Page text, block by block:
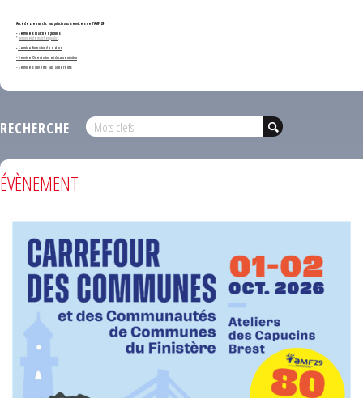
Accédez en un clic aux principaux services de l'AMF 29 :
- Services marchés publics :
*Annonces de marchés publics
-Service formation des élus
- Service Orientation et documentation
- Services ouverts aux adhérents
RECHERCHE
ÉVÈNEMENT